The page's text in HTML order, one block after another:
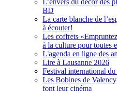
L’envers du décor des
BD
La carte blanche de
à écouter!
Les coffrets
à la culture pour toutes
L'agenda en ligne des
Lire à Lausanne 2026
Festival international
Les Bobines de
font leur cinéma